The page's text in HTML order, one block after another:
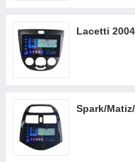
Lacetti
Spark/